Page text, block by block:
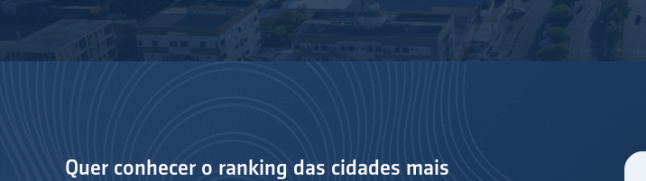
Quer conhecer o ranking das cidades mais